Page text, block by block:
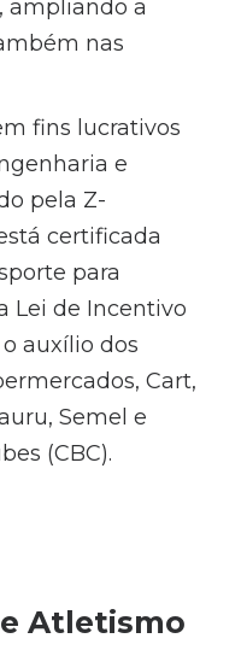
ampliando a
nas
fins lucrativos
e
pela Z-
certificada
para
Lei de Incentivo
auxílio dos
Cart,
Semel e
(CBC).
Atletismo